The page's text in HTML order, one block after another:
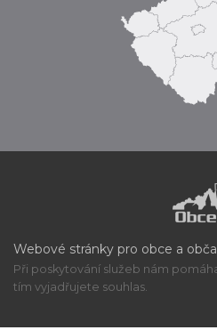
Webové stránky pro obce a
Při poskytování služeb nám
tím vyjadřujete souhlas.